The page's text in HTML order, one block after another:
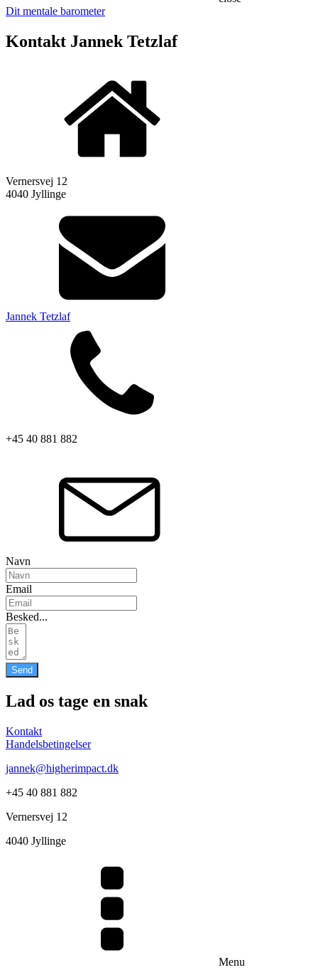
Dit mentale barometer
Kontakt Jannek Tetzlaf
Vernersvej 12
4040 Jyllinge
Jannek Tetzlaf
+45 40 881 882
Navn
Email
Besked...
Send
Lad os tage en snak
Kontakt
Handelsbetingelser
jannek@higherimpact.dk
+45 40 881 882
Vernersvej 12
4040 Jyllinge
Menu